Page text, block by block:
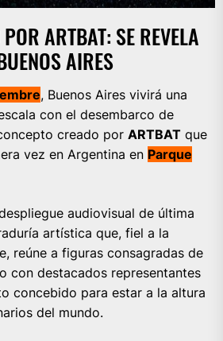
ARTBAT: SE REVELA
AIRES
, Buenos Aires vivirá una
con el desembarco de
creado por ARTBAT que
vez en Argentina en Parque
audiovisual de última
artística que, fiel a la
reúne a figuras consagradas de
con destacados representantes
concebido para estar a la altura
del mundo.